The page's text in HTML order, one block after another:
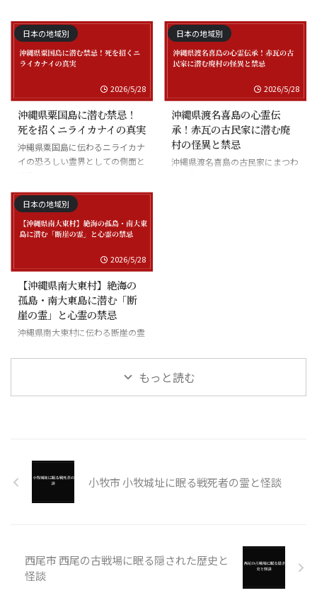
士の怪談
日本の地域別
2026/5/28
沖縄県粟国島に潜む禁忌！
死を招くニライカナイの真実
沖縄県粟国島に伝わるニライカナ
イの恐ろしい霊界としての側面と
日本の地域別
2026/5/28
沖縄県渡名喜島の心霊伝
承！赤瓦の古民家に潜む廃
村の怪異と禁忌
沖縄県渡名喜島の古民家にまつわ
日本の地域別
2026/5/28
【沖縄県南大東村】絶海の
孤島・南大東島に潜む「断
崖の霊」と心霊の禁忌
沖縄県南大東村に伝わる断崖の霊
もっと読む
小牧市 小牧城址に眠る戦死者の霊と怪談
西尾市 西尾の古戦場に眠る隠された歴史と
怪談